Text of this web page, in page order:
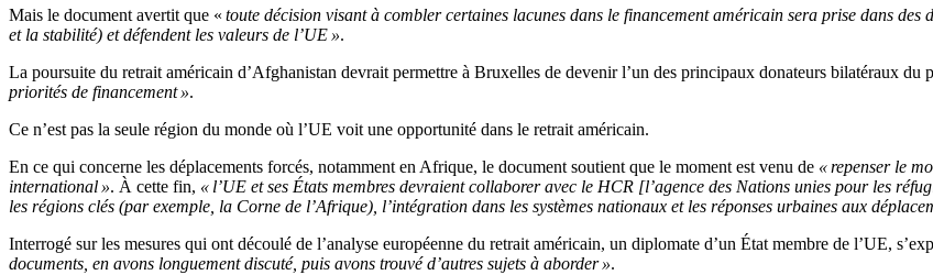
Mais le document avertit que « toute décision visant à combler certaines lacunes dans le financement américain sera prise dans
et la stabilité) et défendent les valeurs de l’UE ».
La poursuite du retrait américain d’Afghanistan devrait permettre à Bruxelles de devenir l’un des principaux donateurs bilatéraux du
priorités de financement ».
Ce n’est pas la seule région du monde où l’UE voit une opportunité dans le retrait américain.
En ce qui concerne les déplacements forcés, notamment en Afrique, le document soutient que le moment est venu de « repenser le
international ». À cette fin, « l’UE et ses États membres devraient collaborer avec le HCR [l’agence des Nations unies pour les
les régions clés (par exemple, la Corne de l’Afrique), l’intégration dans les systèmes nationaux et les réponses urbaines aux
Interrogé sur les mesures qui ont découlé de l’analyse européenne du retrait américain, un diplomate d’un État membre de l’UE,
documents, en avons longuement discuté, puis avons trouvé d’autres sujets à aborder ».